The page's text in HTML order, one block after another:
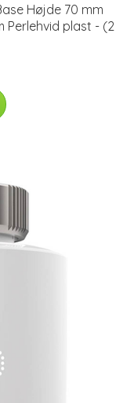
Højde 70 mm
Perlehvid plast - (2